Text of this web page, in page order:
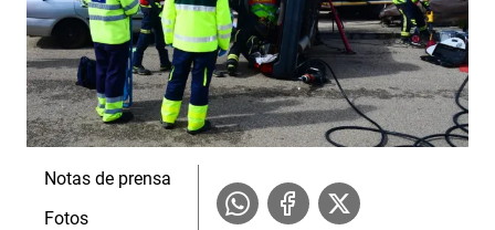
Notas de prensa
Fotos